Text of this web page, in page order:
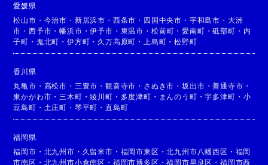
愛媛県
松山市 ・ 今治市 ・ 新居浜市 ・ 西条市 ・ 四国中央市 ・ 宇和島市 ・ 大洲
市 ・西予市 ・幡浜市 ・伊予市 ・ 東温市 ・ 松前町 ・愛南町 ・砥部町 ・ 内
子町 ・ 鬼北町 ・伊方町 ・ 久万高原町 ・ 上島町 ・松野町
香川県
丸亀市 ・ 高松市 ・ 三豊市 ・観音寺市 ・ さぬき市 ・坂出市 ・善通寺市 ・
東かがわ市 ・ 三木町 ・綾川町 ・ 多度津町 ・ まんのう町 ・宇多津町 ・ 小
豆島町 ・ 土庄町 ・ 琴平町 ・直島町
福岡県
福岡市 ・ 北九州市 ・ 久留米市 ・ 福岡市東区 ・北九州市八幡西区 ・ 福岡
市南区 ・ 北九州市小倉南区 ・ 福岡市博多区 ・福岡市早良区 ・福岡市西